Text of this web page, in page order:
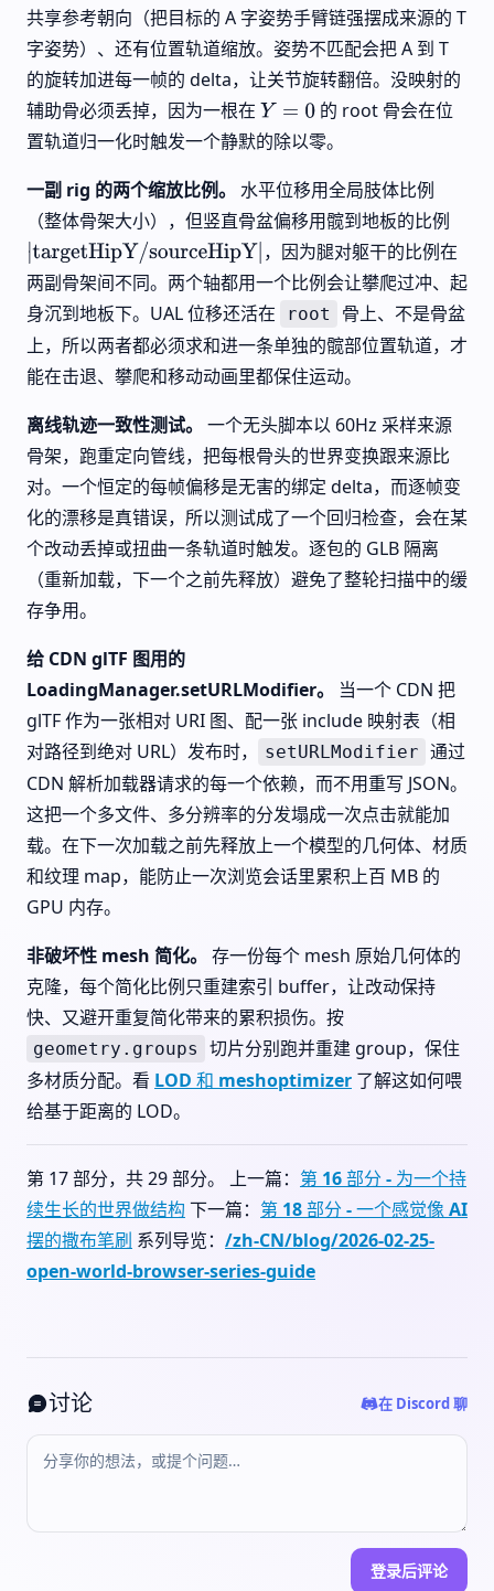
共享参考朝向（把目标的 A 字姿势手臂链强摆成来源的 T
字姿势）、还有位置轨道缩放。姿势不匹配会把 A 到 T
的旋转加进每一帧的 delta，让关节旋转翻倍。没映射的
辅助骨必须丢掉，因为一根在 Y= 0
的 root 骨会在位
置轨道归一化时触发一个静默的除以零。
一副 rig 的两个缩放比例。 水平位移用全局肢体比例
（整体骨架大小），但竖直骨盆偏移用髋到地板的比例
|targetHipY/sourceHipY|
，因为腿对躯干的比例在
两副骨架间不同。两个轴都用一个比例会让攀爬过冲、起
身沉到地板下。UAL 位移还活在
root
骨上、不是骨盆
上，所以两者都必须求和进一条单独的髋部位置轨道，才
能在击退、攀爬和移动动画里都保住运动。
离线轨迹一致性测试。 一个无头脚本以 60Hz 采样来源
骨架，跑重定向管线，把每根骨头的世界变换跟来源比
对。一个恒定的每帧偏移是无害的绑定 delta，而逐帧变
化的漂移是真错误，所以测试成了一个回归检查，会在某
个改动丢掉或扭曲一条轨道时触发。逐包的 GLB 隔离
（重新加载，下一个之前先释放）避免了整轮扫描中的缓
存争用。
给 CDN glTF 图用的
LoadingManager.setURLModifier。
当一个 CDN 把
glTF 作为一张相对 URI 图、配一张 include 映射表（相
对路径到绝对 URL）发布时，
setURLModifier 通过
CDN 解析加载器请求的每一个依赖，而不用重写 JSON。
这把一个多文件、多分辨率的分发塌成一次点击就能加
载。在下一次加载之前先释放上一个模型的几何体、材质
和纹理 map，能防止一次浏览会话里累积上百 MB 的
GPU 内存。
非破坏性 mesh 简化。 存一份每个 mesh 原始几何体的
克隆，每个简化比例只重建索引 buffer，让改动保持
快、又避开重复简化带来的累积损伤。按
geometry.groups
切片分别跑并重建 group，保住
多材质分配。看 LOD 和 meshoptimizer 了解这如何喂
给基于距离的 LOD。
第 17 部分，共 29 部分。 上一篇： 第 16 部分 - 为一个持
续生长的世界做结构 下一篇： 第 18 部分 - 一个感觉像 AI
摆的撒布笔刷 系列导览： /zh-CN/blog/2026-02-25-
open-world-browser-series-guide
讨论 在 Discord 聊
登录后评论